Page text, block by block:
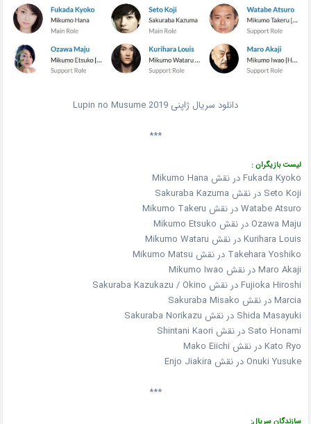
دانلود سریال ژاپنی Lupin no Musume 2019
***
لیست بازیگران :
Fukada Kyoko در نقش Mikumo Hana
Seto Koji در نقش Sakuraba Kazuma
Watabe Atsuro در نقش Mikumo Takeru
Ozawa Maju در نقش Mikumo Etsuko
Kurihara Louis در نقش Mikumo Wataru
Takehara Yoshiko در نقش Mikumo Matsu
Maro Akaji در نقش Mikumo Iwao
Fujioka Hiroshi در نقش Sakuraba Kazukazu / Okino
Marcia در نقش Sakuraba Misako
Shida Masayuki در نقش Sakuraba Norikazu
Sato Honami در نقش Shintani Kaori
Kato Ryo در نقش Mako Eiichi
Onuki Yusuke در نقش Enjo Jiakira
***
سازندگان سریال: